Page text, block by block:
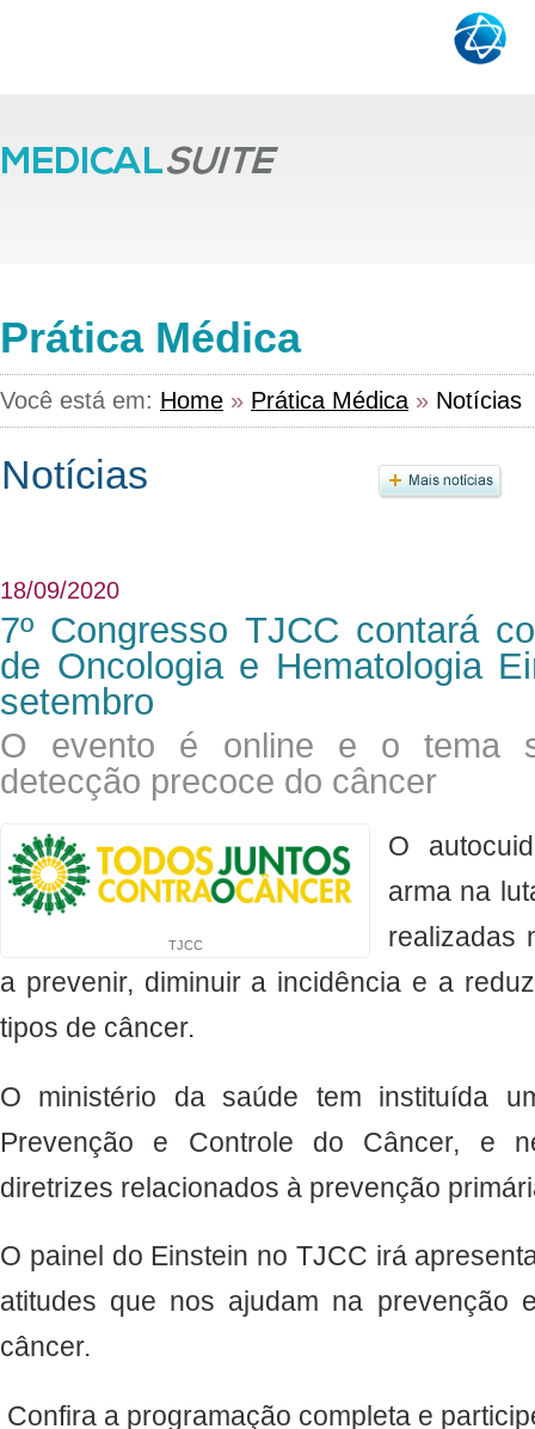
Prática Médica
Você está em: Home » Prática Médica » Notícias
18/09/2020
7º Congresso TJCC contará
de Oncologia e Hematologia
setembro
O evento é online e o tema
detecção precoce do câncer
TJCC
​O
arma na
realizadas
a prevenir, diminuir a incidência e a
tipos de câncer.
O ministério da saúde tem instituída
Prevenção e Controle do Câncer, e
diretrizes relacionados à prevenção
O painel do Einstein no TJCC irá
atitudes que nos ajudam na prevenção
câncer.
Confira a programação completa e